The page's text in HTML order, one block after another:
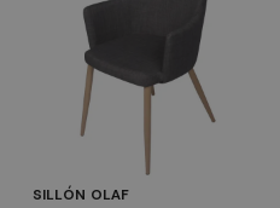
SILLÓN OLAF